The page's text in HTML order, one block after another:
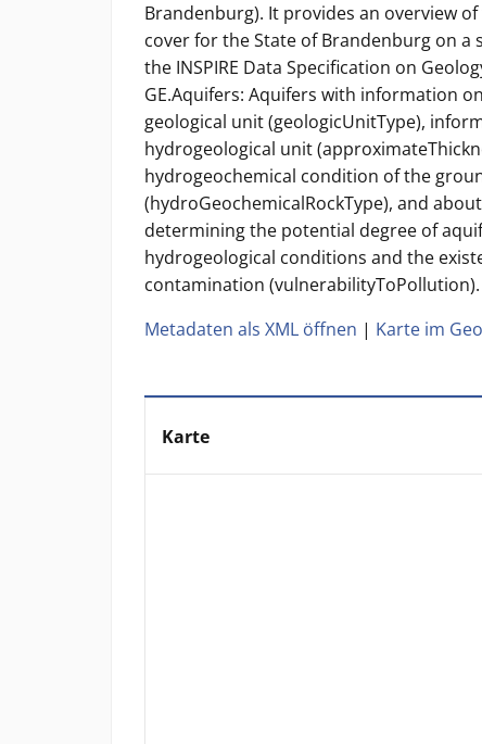
Brandenburg). It provides an overview
cover for the State of Brandenburg on a
the INSPIRE Data Specification on
GE.Aquifers: Aquifers with information
geological unit (geologicUnitType),
hydrogeological unit
hydrogeochemical condition of the
(hydroGeochemicalRockType), and
determining the potential degree of
hydrogeological conditions and the
contamination (vulnerabilityToPollution).
Metadaten als XML öffnen | Karte im
Karte